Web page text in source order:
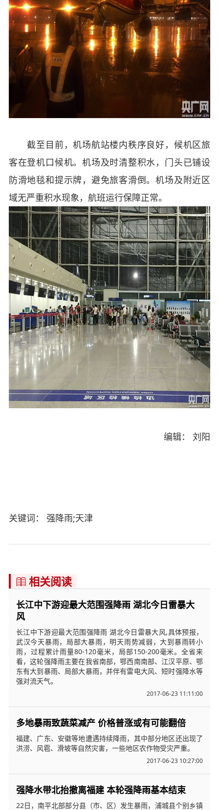
截至目前，机场航站楼内秩序良好，候机区旅
客在登机口候机。机场及时清整积水，门头已铺设
防滑地毯和提示牌，避免旅客滑倒。机场及附近区
域无严重积水现象，航班运行保障正常。
编辑： 刘阳
关键词： 强降雨;天津
 相关阅读
长江中下游迎最大范围强降雨 湖北今日雷暴大
风
长江中下游迎最大范围强降雨 湖北今日雷暴大风,具体预报，
武汉今天暴雨，局部大暴雨，明天雨势减弱，大到暴雨转小
雨，过程累计雨量80-120毫米，局部150-200毫米。全省来
看，这轮强降雨主要在我省南部，鄂西南南部、江汉平原、鄂
东有大到暴雨、局部大暴雨，并伴有雷电大风、短时强降水等
强对流天气。
2017-06-23 11:11:00
多地暴雨致蔬菜减产 价格普涨或有可能翻倍
福建、广东、安徽等地遭遇持续降雨，其中部分地区还出现了
洪涝、风雹、滑坡等自然灾害，一些地区农作物受灾严重。
2017-06-23 10:27:00
强降水带北抬撤离福建 本轮强降雨基本结束
22日，南平北部部分县（市、区）发生暴雨，浦城县个别乡镇